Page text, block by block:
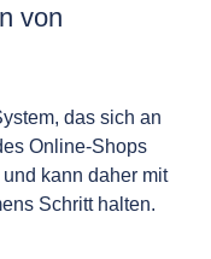
von
das sich an
Online-Shops
kann daher mit
Schritt halten.